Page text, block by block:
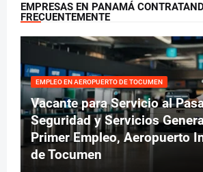
EMPRESAS EN PANAMÁ
FRECUENTEMENTE
EMPLEO EN AEROPUERTO DE TOCUMEN
Vacante para Servicio al
Seguridad y Servicios
Primer Empleo, Aeropuerto
de Tocumen